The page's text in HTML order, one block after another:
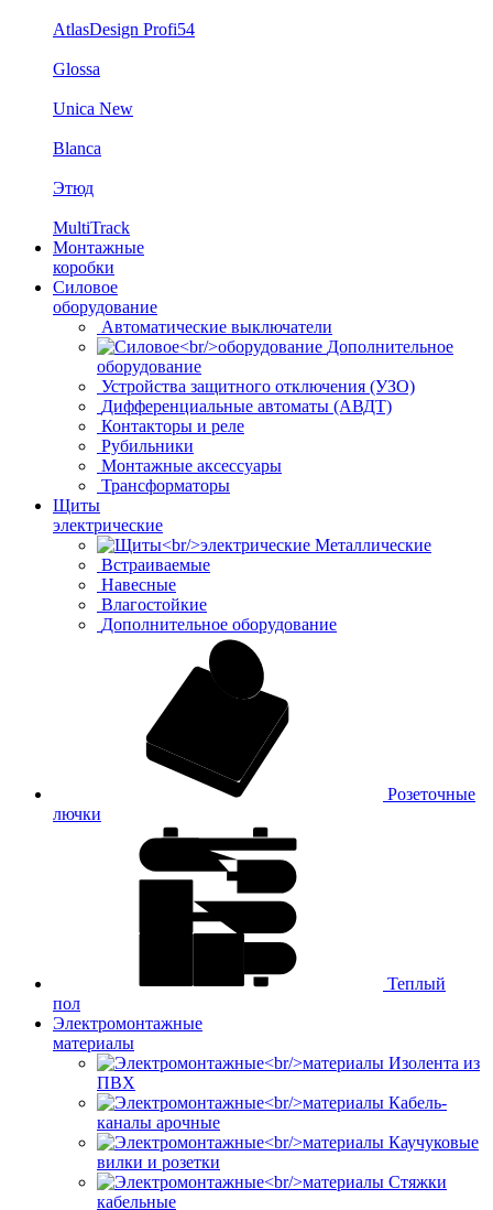
AtlasDesign Profi54
Glossa
Unica New
Blanca
Этюд
MultiTrack
Монтажные
коробки
Силовое
оборудование
Автоматические выключатели
Дополнительное
оборудование
Устройства защитного отключения (УЗО)
Дифференциальные автоматы (АВДТ)
Контакторы и реле
Рубильники
Монтажные аксессуары
Трансформаторы
Щиты
электрические
Металлические
Встраиваемые
Навесные
Влагостойкие
Дополнительное оборудование
Розеточные
лючки
Теплый
пол
Электромонтажные
материалы
Изолента из
ПВХ
Кабель-
каналы арочные
Каучуковые
вилки и розетки
Стяжки
кабельные